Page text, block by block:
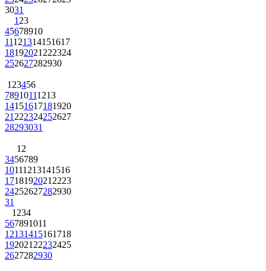
12
6 78
1112131415
18192021222324
25262728 2930
7891011
141516171819
21222324252627
28 293031
567
10111213
17181920212223
2425262728 2930
31
1
678910
1213141516
19202122232425
262728 2930